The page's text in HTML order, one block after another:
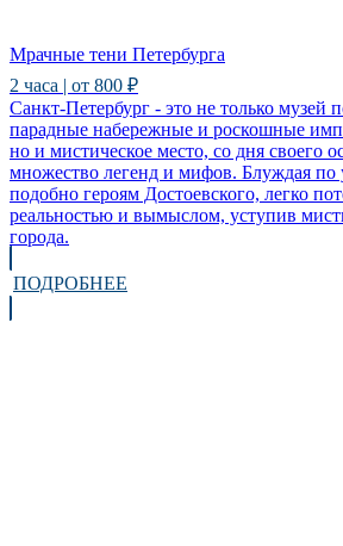
Мрачные тени Петербурга
2 часа | от 800 ₽
Санкт-Петербург - это не только музей
парадные набережные и роскошные
но и мистическое место, со дня своего
множество легенд и мифов. Блуждая по
подобно героям Достоевского, легко
реальностью и вымыслом, уступив
города.
ПОДРОБНЕЕ